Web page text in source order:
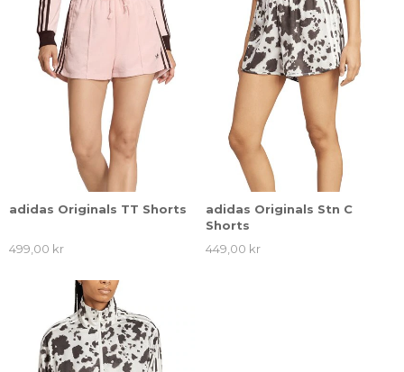
adidas Originals TT Shorts
499,00 kr
adidas Originals Stn C
Shorts
449,00 kr